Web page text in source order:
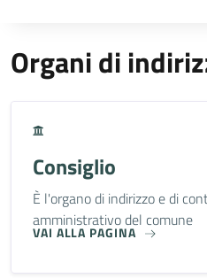
Organi di
Consiglio
È l'organo di indirizzo e di
amministrativo del comune
VAI ALLA PAGINA